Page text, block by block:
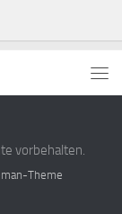
vorbehalten.
Theme